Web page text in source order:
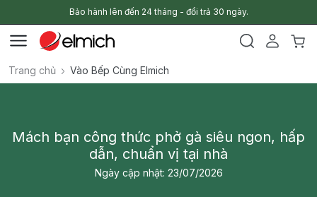
Bảo hành lên đến 24 tháng - đổi trả 30 ngày.
Trang chủ Vào Bếp Cùng Elmich
Mách bạn công thức phở gà siêu ngon, hấp
dẫn, chuẩn vị tại nhà
Ngày cập nhật: 23/07/2026